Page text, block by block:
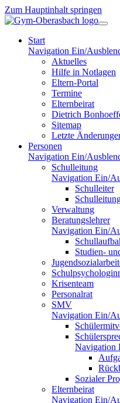
Zum Hauptinhalt springen
Start
Navigation Ein/
Aktuelles
Hilfe in Notlagen
Eltern-Portal
Termine
Elternbeirat
Dietrich
Sitemap
Letzte
Personen
Navigation Ein/
Schulleitung
Navigation Ein/
Schulleiter
Verwaltung
Beratungslehrer
Navigation Ein/
Studien-
Krisenteam
Personalrat
SMV
Navigation Ein/
Navigation
Sozialer
Elternbeirat
Navigation Ein/